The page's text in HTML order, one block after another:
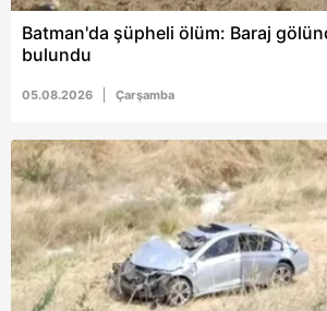
Batman'da şüpheli ölüm: Baraj
bulundu
05.08.2026 Çarşamba